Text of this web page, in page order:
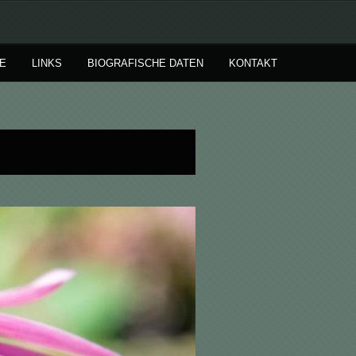
LINKS BIOGRAFISCHE DATEN KONTAKT